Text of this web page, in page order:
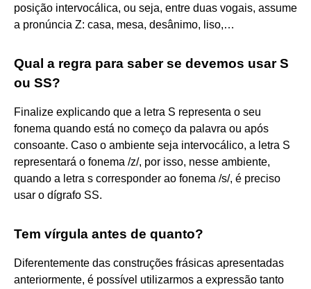
posição intervocálica, ou seja, entre duas vogais, assume
a pronúncia Z: casa, mesa, desânimo, liso,…
Qual a regra para saber se devemos usar S
ou SS?
Finalize explicando que a letra S representa o seu
fonema quando está no começo da palavra ou após
consoante. Caso o ambiente seja intervocálico, a letra S
representará o fonema /z/, por isso, nesse ambiente,
quando a letra s corresponder ao fonema /s/, é preciso
usar o dígrafo SS.
Tem vírgula antes de quanto?
Diferentemente das construções frásicas apresentadas
anteriormente, é possível utilizarmos a expressão tanto